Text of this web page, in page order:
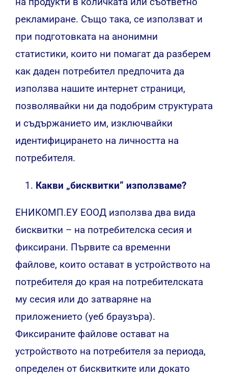
рекламиране. Също така, се използват и
при подготовката на анонимни
статистики, които ни помагат да разберем
как даден потребител предпочита да
използва нашите интернет страници,
позволявайки ни да подобрим структурата
и съдържанието им, изключвайки
идентифицирането на личността на
потребителя.
Какви „бисквитки“ използваме?
ЕНИКОМП.ЕУ ЕООД използва два вида
бисквитки – на потребителска сесия и
фиксирани. Първите са временни
файлове, които остават в устройството на
потребителя до края на потребителската
му сесия или до затваряне на
приложението (уеб браузъра).
Фиксираните файлове остават на
устройството на потребителя за периода,
определен от бисквитките или докато